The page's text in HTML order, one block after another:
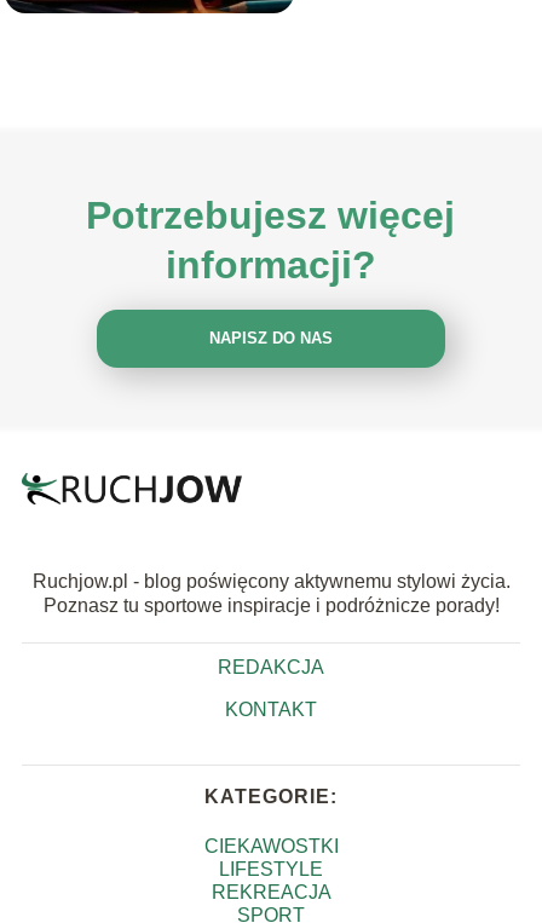
Potrzebujesz więcej
informacji?
NAPISZ DO NAS
Ruchjow.pl - blog poświęcony aktywnemu stylowi życia.
Poznasz tu sportowe inspiracje i podróżnicze porady!
REDAKCJA
KONTAKT
KATEGORIE:
CIEKAWOSTKI
LIFESTYLE
REKREACJA
SPORT